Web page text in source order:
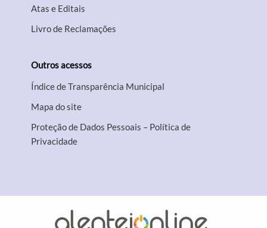
Atas e Editais
Livro de Reclamações
Outros acessos
Índice de Transparência Municipal
Mapa do site
Proteção de Dados Pessoais – Política de
Privacidade